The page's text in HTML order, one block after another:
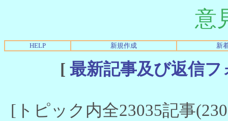
意
HELP 新規作成 新
[ 最新記事及び返信
[トピック内全23035記事